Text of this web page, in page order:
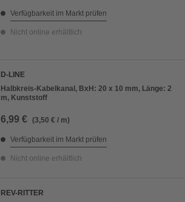
Verfügbarkeit im Markt prüfen
Nicht online erhältlich
D-LINE
Halbkreis-Kabelkanal, BxH: 20 x 10 mm, Länge: 2
m, Kunststoff
6,99 € (3,50 € / m)
Verfügbarkeit im Markt prüfen
Nicht online erhältlich
REV-RITTER